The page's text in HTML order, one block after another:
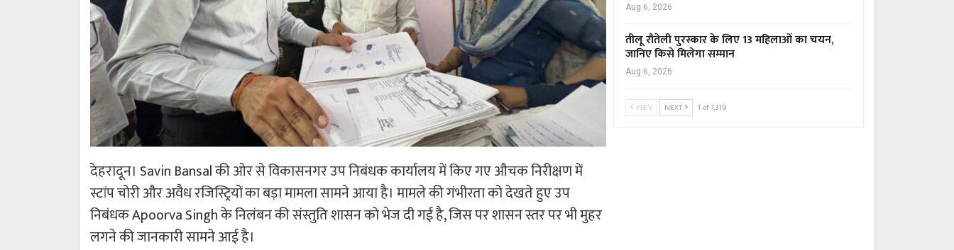
देहरादून। Savin Bansal की ओर से विकासनगर उप निबंधक कार्यालय में किए गए औचक निरीक्षण में
स्टांप चोरी और अवैध रजिस्ट्रियों का बड़ा मामला सामने आया है। मामले की गंभीरता को देखते हुए उप
निबंधक Apoorva Singh के निलंबन की संस्तुति शासन को भेज दी गई है, जिस पर शासन स्तर पर भी मुहर
लगने की जानकारी सामने आई है।
Aug 6, 2026
तीलू रौतेली पुरस्कार के लिए 13 महिलाओं का चयन,
जानिए किसे मिलेगा सम्मान
Aug 6, 2026
PREV NEXT 1 of 7,319